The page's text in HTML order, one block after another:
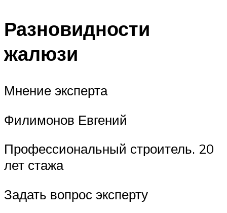
Разновидности
жалюзи
Мнение эксперта
Филимонов Евгений
Профессиональный строитель. 20
лет стажа
Задать вопрос эксперту